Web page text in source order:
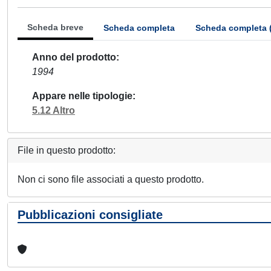
Scheda breve Scheda completa Scheda completa
Anno del prodotto
1994
Appare nelle tipologie
5.12 Altro
File in questo prodotto:
Non ci sono file associati a questo prodotto.
Pubblicazioni consigliate